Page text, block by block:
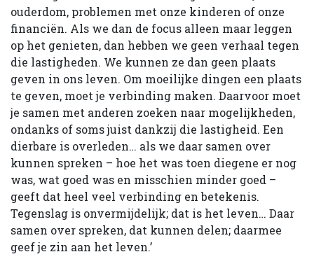
ouderdom, problemen met onze kinderen of onze
financiën. Als we dan de focus alleen maar leggen
op het genieten, dan hebben we geen verhaal tegen
die lastigheden. We kunnen ze dan geen plaats
geven in ons leven. Om moeilijke dingen een plaats
te geven, moet je verbinding maken. Daarvoor moet
je samen met anderen zoeken naar mogelijkheden,
ondanks of soms juist dankzij die lastigheid. Een
dierbare is overleden… als we daar samen over
kunnen spreken – hoe het was toen diegene er nog
was, wat goed was en misschien minder goed –
geeft dat heel veel verbinding en betekenis.
Tegenslag is onvermijdelijk; dat is het leven… Daar
samen over spreken, dat kunnen delen; daarmee
geef je zin aan het leven.’